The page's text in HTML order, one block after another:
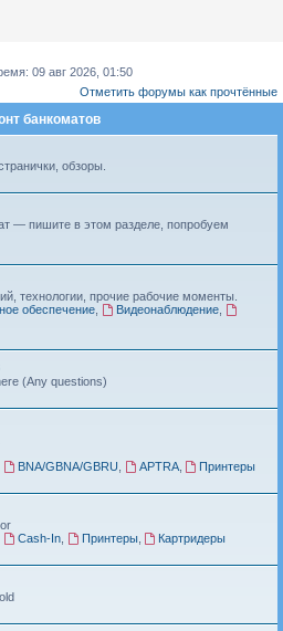
09 авг 2026, 01:50
Отметить форумы как прочтённые
банкоматов
обзоры.
— пишите в этом разделе, попробуем
технологии, прочие рабочие моменты.
обеспечение, Видеонаблюдение,
(Any questions)
BNA/GBNA/GBRU APTRA,
Принтеры
Cash-In, Принтеры,
Картридеры